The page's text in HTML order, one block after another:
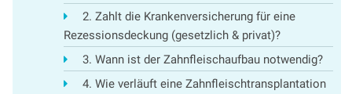
2. Zahlt die Krankenversicherung für eine
Rezessionsdeckung (gesetzlich & privat)?
3. Wann ist der Zahnfleischaufbau notwendig?
4. Wie verläuft eine Zahnfleischtransplantation